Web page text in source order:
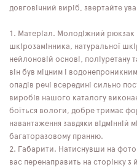
довговічний виріб, звертайте
Матеріал. Молодіжний рюкзак
шкірозамінника, натуральної
нейлоновій основі, поліуретану
він був міцним і
опадів речі всередині сильно
виробів нашого каталогу
боїться вологи, добре тримає
навантаження завдяки відмінній
багаторазовому пранню.
Габарити. Натиснувши на
вас перенаправить на сторінку з